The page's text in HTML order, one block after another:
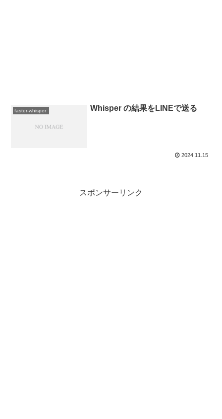
faster-whisper Whisper の結果をLINEで送る
2024.11.15
スポンサーリンク